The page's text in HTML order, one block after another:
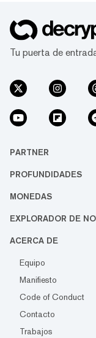
Tu puerta de
PARTNER
PROFUNDIDADES
MONEDAS
EXPLORADOR DE
ACERCA DE
Equipo
Manifiesto
Code of Conduct
Contacto
Trabajos